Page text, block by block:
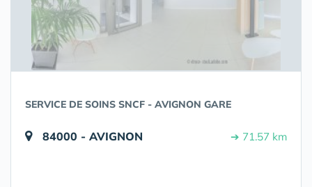
SERVICE DE SOINS SNCF - AVIGNON GARE
84000 - AVIGNON ➔ 71.57 km